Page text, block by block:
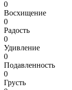
0
Восхищение
0
Радость
0
Удивление
0
Подавленность
0
Грусть